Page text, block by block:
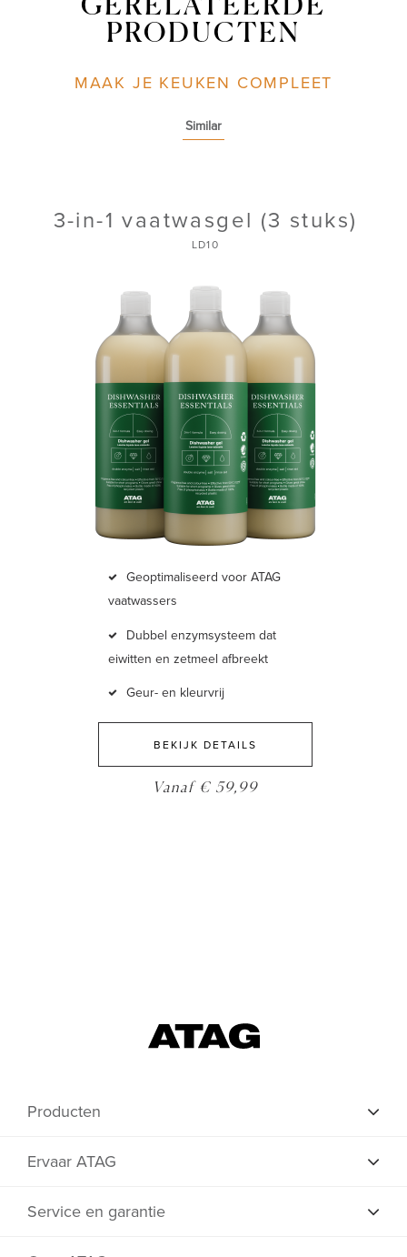
GERELATEERDE
PRODUCTEN
MAAK JE KEUKEN COMPLEET
Similar
3-in-1 vaatwasgel (3 stuks)
LD10
Geoptimaliseerd voor ATAG
vaatwassers
Dubbel enzymsysteem dat
eiwitten en zetmeel afbreekt
Geur- en kleurvrij
BEKIJK DETAILS
Vanaf € 59,99
Producten
Ervaar ATAG
Service en garantie